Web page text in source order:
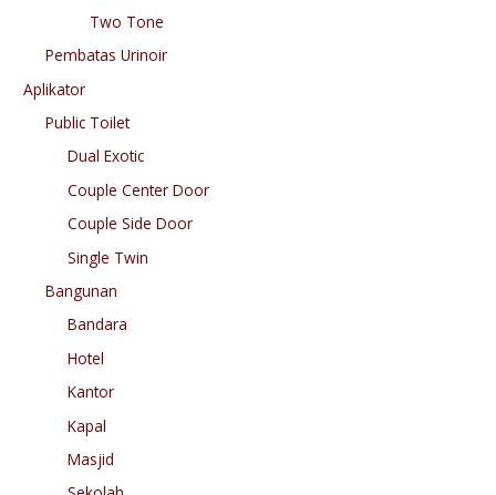
Two Tone
Pembatas Urinoir
Aplikator
Public Toilet
Dual Exotic
Couple Center Door
Couple Side Door
Single Twin
Bangunan
Bandara
Hotel
Kantor
Kapal
Masjid